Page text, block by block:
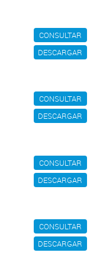
CONSULTAR
DESCARGAR
CONSULTAR
DESCARGAR
CONSULTAR
DESCARGAR
CONSULTAR
DESCARGAR